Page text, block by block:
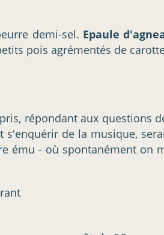
demi-sel. Epaule
pois agrémentés de
répondant aux questions
s'enquérir de la musique,
ému - où spontanément on